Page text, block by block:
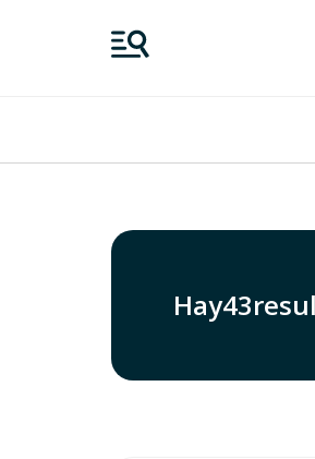
Hay43